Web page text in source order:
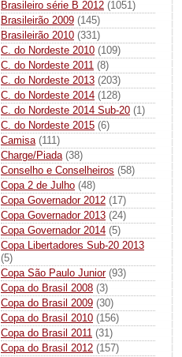
Brasileiro série B 2012 (1051)
Brasileirão 2009 (145)
Brasileirão 2010 (331)
C. do Nordeste 2010 (109)
C. do Nordeste 2011 (8)
C. do Nordeste 2013 (203)
C. do Nordeste 2014 (128)
C. do Nordeste 2014 Sub-20 (1)
C. do Nordeste 2015 (6)
Camisa (111)
Charge/Piada (38)
Conselho e Conselheiros (58)
Copa 2 de Julho (48)
Copa Governador 2012 (17)
Copa Governador 2013 (24)
Copa Governador 2014 (5)
Copa Libertadores Sub-20 2013
(5)
Copa São Paulo Junior (93)
Copa do Brasil 2008 (3)
Copa do Brasil 2009 (30)
Copa do Brasil 2010 (156)
Copa do Brasil 2011 (31)
Copa do Brasil 2012 (157)